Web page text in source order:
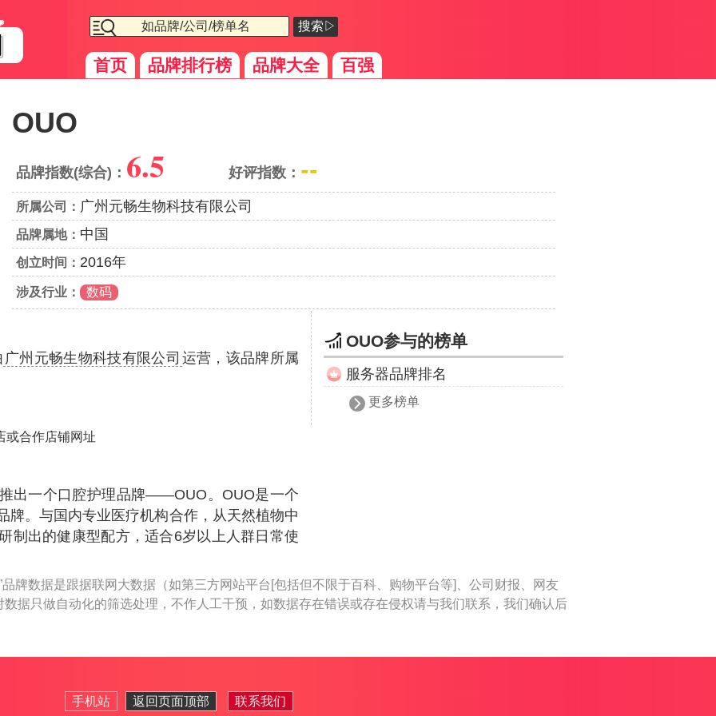
搜索▷
首页 品牌排行榜 品牌大全 百强
OUO
品牌指数(综合)： 6.5 好评指数： --
所属公司： 广州元畅生物科技有限公司
品牌属地： 中国
创立时间： 2016年
涉及行业： 数码
广州元畅生物科技有限公司 运营，该品牌所属
或合作店铺网址
出一个口腔护理品牌——OUO。OUO是一个
牌。与国内专业医疗机构合作，从天然植物中
制出的健康型配方，适合6岁以上人群日常使
OUO参与的榜单
服务器品牌排名
更多榜单
品牌数据是跟据联网大数据（如第三方网站平台[包括但不限于百科、购物平台等]、公司财报、网友
据只做自动化的筛选处理，不作人工干预，如数据存在错误或存在侵权请与我们联系，我们确认后
手机站 返回页面顶部 联系我们